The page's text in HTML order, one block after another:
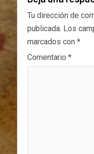
Tu dirección de
publicada. Los
marcados con *
Comentario *